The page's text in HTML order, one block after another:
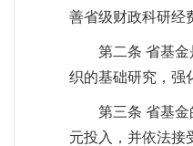
善省级财政科研经
第二条 省基
织的基础研究，强
第三条 省基
元投入，并依法接